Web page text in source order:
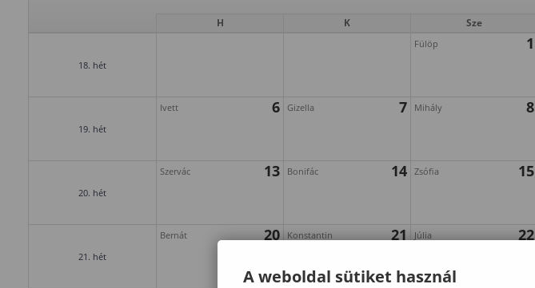
H K Sze
18. hét
Fülöp 1
19. hét
Ivett 6 Gizella 7 Mihály 8
20. hét
Szervác 13 Bonifác 14 Zsófia 15
21. hét
Bernát 20 Konstantin 21 Júlia 22
A weboldal sütiket használ